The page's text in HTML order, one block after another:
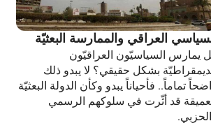
العراقي والممارسة البعثيّة
يمارس السياسيّون العراقيّون
بشكل حقيقي؟ لا يبدو ذلك
تماماً.. فأحياناً يبدو وكأن الدولة البعثيّة
قد أثّرت في سلوكهم الرسمي